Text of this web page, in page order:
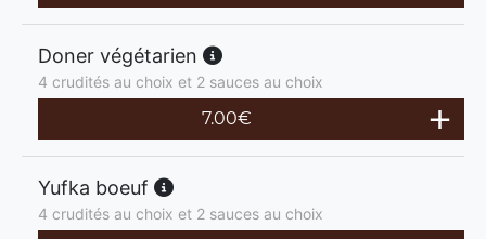
Doner végétarien
4 crudités au choix et 2 sauces au choix
7.00€
Yufka boeuf
4 crudités au choix et 2 sauces au choix